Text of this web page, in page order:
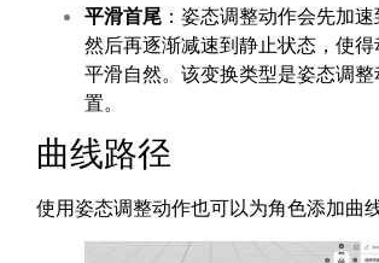
平滑首尾 ：姿态调整动作会先加速
然后再逐渐减速到静止状态，使
平滑自然。该变换类型是姿态调
置。
曲线路径
使用姿态调整动作也可以为角色添加曲线